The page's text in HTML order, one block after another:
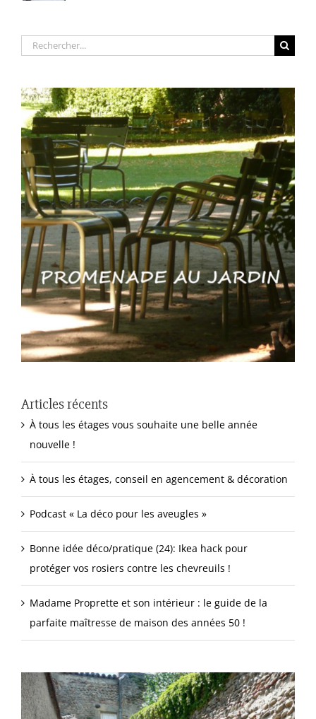
Rechercher:
Articles récents
À tous les étages vous souhaite une belle année
nouvelle !
À tous les étages, conseil en agencement & décoration
Podcast « La déco pour les aveugles »
Bonne idée déco/pratique (24): Ikea hack pour
protéger vos rosiers contre les chevreuils !
Madame Proprette et son intérieur : le guide de la
parfaite maîtresse de maison des années 50 !